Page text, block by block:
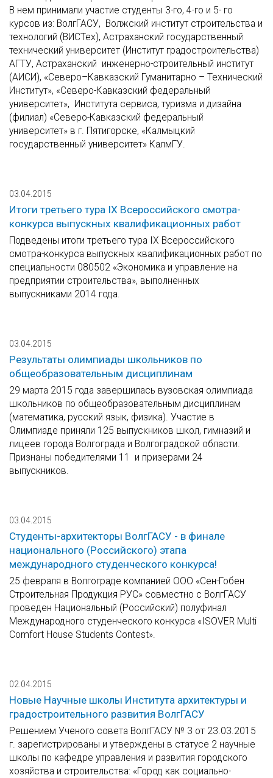
В нем принимали участие студенты 3-го, 4-го и 5- го
курсов из: ВолгГАСУ, Волжский институт строительства и
технологий (ВИСТех), Астраханский государственный
технический университет (Институт градостроительства)
АГТУ, Астраханский инженерно-строительный институт
(АИСИ), «Северо–Кавказский Гуманитарно – Технический
Институт», «Северо-Кавказский федеральный
университет», Института сервиса, туризма и дизайна
(филиал) «Северо-Кавказский федеральный
университет» в г. Пятигорске, «Калмыцкий
государственный университет» КалмГУ.
03.04.2015
Итоги третьего тура IX Всероссийского смотра-
конкурса выпускных квалификационных работ
Подведены итоги третьего тура IX Всероссийского
смотра-конкурса выпускных квалификационных работ по
специальности 080502 «Экономика и управление на
предприятии строительства», выполненных
выпускниками 2014 года.
03.04.2015
Результаты олимпиады школьников по
общеобразовательным дисциплинам
29 марта 2015 года завершилась вузовская олимпиада
школьников по общеобразовательным дисциплинам
(математика, русский язык, физика). Участие в
Олимпиаде приняли 125 выпускников школ, гимназий и
лицеев города Волгограда и Волгоградской области.
Признаны победителями 11 и призерами 24
выпускников.
03.04.2015
Студенты-архитекторы ВолгГАСУ - в финале
национального (Российского) этапа
международного студенческого конкурса!
25 февраля в Волгограде компанией ООО «Сен-Гобен
Строительная Продукция РУС» совместно с ВолгГАСУ
проведен Национальный (Российский) полуфинал
Международного студенческого конкурса «ISOVER Multi
Comfort House Students Contest».
02.04.2015
Новые Научные школы Института архитектуры и
градостроительного развития ВолгГАСУ
Решением Ученого совета ВолгГАСУ № 3 от 23.03.2015
г. зарегистрированы и утверждены в статусе 2 научные
школы по кафедре управления и развития городского
хозяйства и строительства: «Город как социально-